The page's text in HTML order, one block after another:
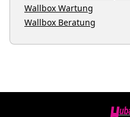
Wallbox Wartung
Wallbox Beratung